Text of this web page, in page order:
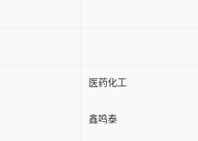
医药化工
鑫鸣泰